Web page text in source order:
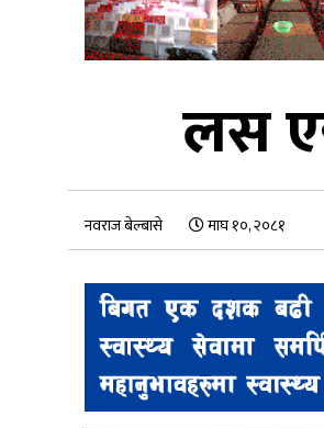
लस
नवराज बेल्बासे माघ १०, २०८१